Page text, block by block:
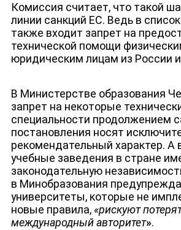
НОВОСТИ
Комиссия считает, что такой
линии санкций ЕС. Ведь в
также входит запрет на
технической помощи
юридическим лицам из России
В Министерстве образования
запрет на некоторые
специальности продолжением
постановления носят
рекомендательный характер. А
учебные заведения в стране
законодательную
в Минобразования
университеты, которые не
новые правила,«рискуют
международный авторитет».